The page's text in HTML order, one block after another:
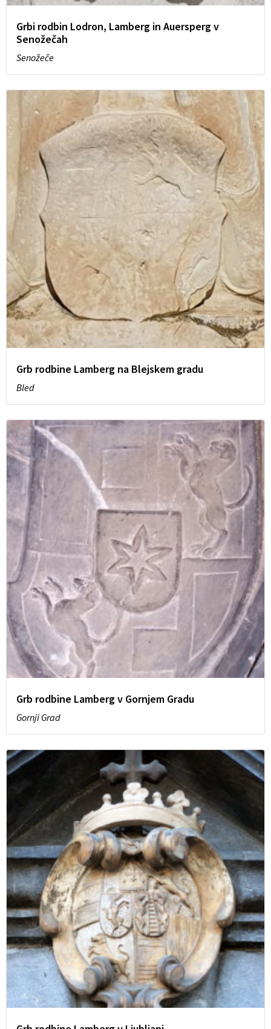
Grbi rodbin Lodron, Lamberg in Auersperg v
Senožečah
Senožeče
Grb rodbine Lamberg na Blejskem gradu
Bled
Grb rodbine Lamberg v Gornjem Gradu
Gornji Grad